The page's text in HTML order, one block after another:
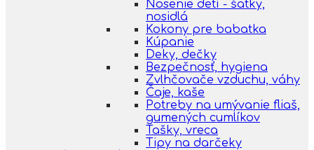
Nosenie detí - šatky,
nosidlá
Kokony pre babatka
Kúpanie
Deky, dečky
Bezpečnosť, hygiena
Zvlhčovače vzduchu, váhy
Čaje, kaše
Potreby na umývanie fliaš,
gumených cumlíkov
Tašky, vreca
Tipy na darčeky